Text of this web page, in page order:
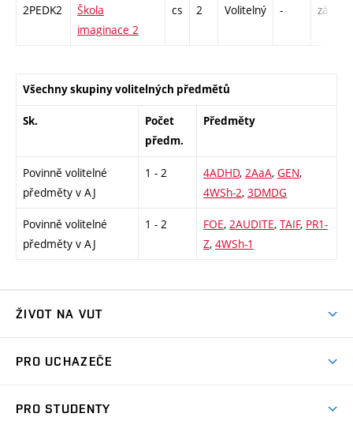
2PEDK2
Škola
imaginace 2
cs 2 Volitelný - zá
Všechny skupiny volitelných předmětů
Sk.
Počet
předm.
Předměty
Povinně volitelné
předměty v AJ
1 - 2 4ADHD, 2AaA, GEN,
4WSh-2, 3DMDG
Povinně volitelné
předměty v AJ
1 - 2 FOE, 2AUDITE, TAIF, PR1-
Z, 4WSh-1
ŽIVOT NA VUT
Koleje
PRO UCHAZEČE
PRO STUDENTY